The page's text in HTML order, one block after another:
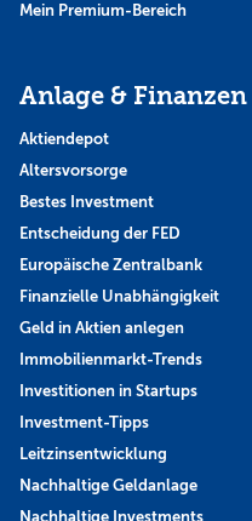
Mein Premium-Bereich
Anlage & Finanzen
Aktiendepot
Altersvorsorge
Bestes Investment
Entscheidung der FED
Europäische Zentralbank
Finanzielle Unabhängigkeit
Geld in Aktien anlegen
Immobilienmarkt-Trends
Investitionen in Startups
Investment-Tipps
Leitzinsentwicklung
Nachhaltige Geldanlage
Nachhaltige Investments